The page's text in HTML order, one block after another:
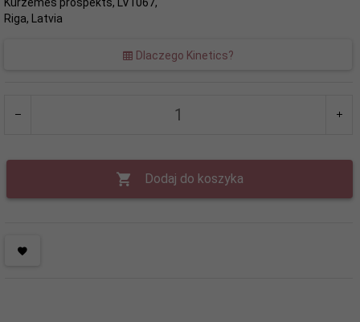
Riga, Latvia
Dlaczego Kinetics?
Dodaj do koszyka